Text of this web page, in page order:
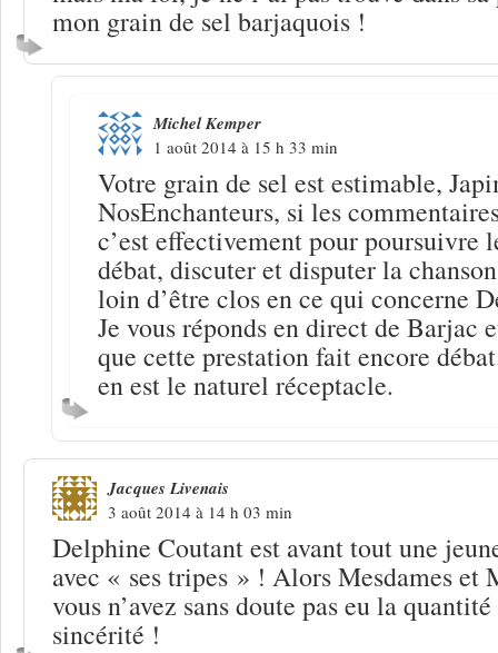
mon grain de sel barjaquois !
Michel Kemper
1 août 2014 à 15 h 33 min
Votre grain de sel est estimable,
NosEnchanteurs, si les
c’est effectivement pour poursuivre
débat, discuter et disputer la
loin d’être clos en ce qui concerne
Je vous réponds en direct de Barjac
que cette prestation fait encore
en est le naturel réceptacle.
Jacques Livenais
3 août 2014 à 14 h 03 min
Delphine Coutant est avant tout une
avec « ses tripes » ! Alors Mesdames et
vous n’avez sans doute pas eu la
sincérité !